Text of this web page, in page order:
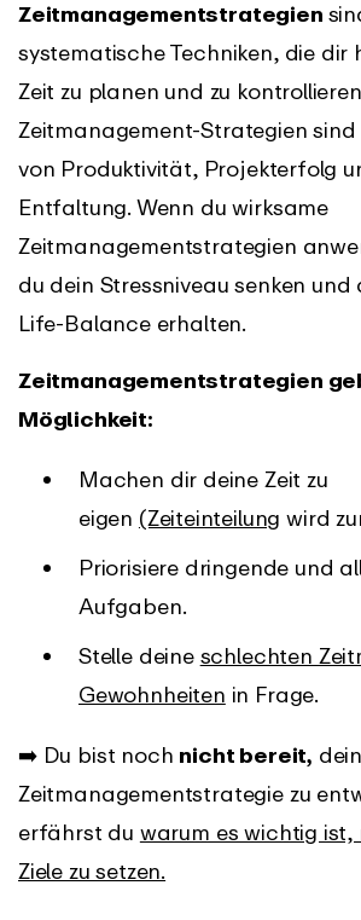
Zeitmanagementstrategien
systematische Techniken, die dir
Zeit zu planen und zu
Zeitmanagement-Strategien
von Produktivität, Projekterfolg
Entfaltung. Wenn du wirksame
Zeitmanagementstrategien
du dein Stressniveau senken und
Life-Balance erhalten.
Zeitmanagementstrategien
Möglichkeit:
Machen dir deine Zeit zu
eigen (Zeiteinteilung wird
Priorisiere dringende und
Aufgaben.
Stelle deine schlechten
Gewohnheiten in Frage.
➡️ Du bist noch nicht bereit,
Zeitmanagementstrategie zu
erfährst du warum es wichtig ist,
Ziele zu setzen.